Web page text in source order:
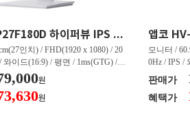
앱코 HV-IP27F180D 하이퍼뷰 IPS FHD 200 HDR 무결점
인치) / FHD(1920 x 1080) / 20
와이드(16:9) / 평면 / 1ms(GTG) / 3
헤드폰 아웃 / LED 조명 / 틸트(상
역] / sRGB:128% / Adobe RGB:8
/ NTSC:90% / [게임특화] / 조준
원
원
모니터 /
0Hz / IPS /
50nit /
하) / 4.9kg
80% / DCI-
판매가
혜택가